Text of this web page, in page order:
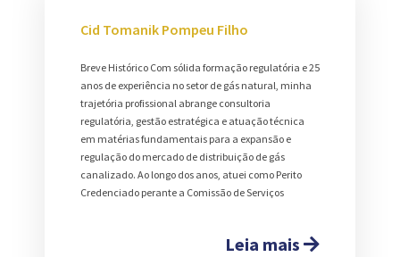
Cid Tomanik Pompeu Filho
Breve Histórico Com sólida formação regulatória e 25
anos de experiência no setor de gás natural, minha
trajetória profissional abrange consultoria
regulatória, gestão estratégica e atuação técnica
em matérias fundamentais para a expansão e
regulação do mercado de distribuição de gás
canalizado. Ao longo dos anos, atuei como Perito
Credenciado perante a Comissão de Serviços
Leia mais